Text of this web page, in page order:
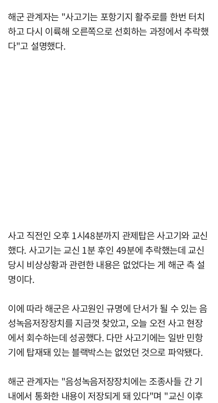
해군 관계자는 "사고기는 포항기지 활주로를 한번 터치
하고 다시 이륙해 오른쪽으로 선회하는 과정에서 추락했
다"고 설명했다.
사고 직전인 오후 1시48분까지 관제탑은 사고기와 교신
했다. 사고기는 교신 1분 후인 49분에 추락했는데 교신
당시 비상상황과 관련한 내용은 없었다는 게 해군 측 설
명이다.
이에 따라 해군은 사고원인 규명에 단서가 될 수 있는 음
성녹음저장장치를 지금껏 찾았고, 오늘 오전 사고 현장
에서 회수하는데 성공했다. 다만 사고기에는 일반 민항
기에 탑재돼 있는 블랙박스는 없었던 것으로 파악됐다.
해군 관계자는 "음성녹음저장장치에는 조종사들 간 기
내에서 통화한 내용이 저장되게 돼 있다"며 "교신 이후